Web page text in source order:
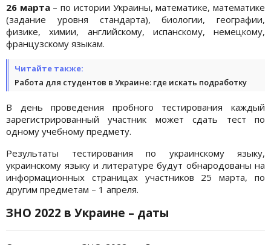
26 марта– по истории Украины, математике, математике
(задание уровня стандарта), биологии, географии,
физике, химии, английскому, испанскому, немецкому,
французскому языкам.
Читайте также:
Работа для студентов в Украине: где искать подработку
В день проведения пробного тестирования каждый
зарегистрированный участник может сдать тест по
одному учебному предмету.
Результаты тестирования по украинскому языку,
украинскому языку и литературе будут обнародованы на
информационных страницах участников 25 марта, по
другим предметам – 1 апреля.
ЗНО 2022 в Украине – даты